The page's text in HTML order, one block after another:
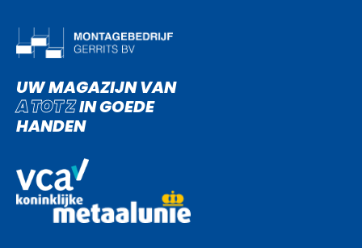
UW MAGAZIJN VAN
A TOT ZIN GOEDE
HANDEN